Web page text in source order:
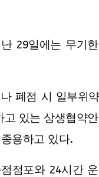
29일에는 무기
폐점 시 일부위
있는 상생협약
용하고 있다.
점포와 24시간